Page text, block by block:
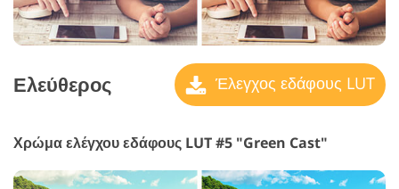
Ελεύθερος Έλεγχος εδάφους LUT
Χρώμα ελέγχου εδάφους LUT #5 "Green Cast"